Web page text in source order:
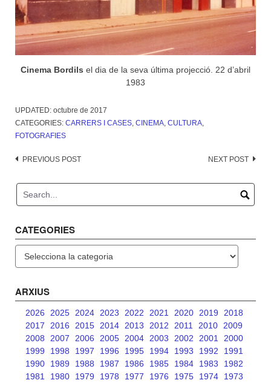
Cinema Bordils el dia de la seva última projecció. 22 d’abril
1983
UPDATED: octubre de 2017
CATEGORIES: CARRERS I CASES, CINEMA, CULTURA,
FOTOGRAFIES
Post
PREVIOUS POST NEXT POST
CATEGORIES
ARXIUS
2026 2025 2024 2023 2022 2021 2020 2019
2018
2017
2016 2015 2014 2013 2012 2011 2010
2009
2008
2007 2006 2005 2004 2003 2002 2001
2000
1999
1998 1997 1996 1995 1994 1993 1992
1991
1990
1989 1988 1987 1986 1985 1984 1983
1982
1981
1980 1979 1978 1977 1976 1975 1974
1973